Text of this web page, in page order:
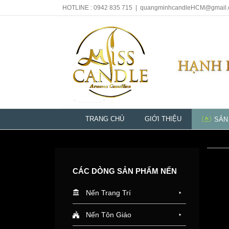
HOTLINE : 0942 835 715
TRANG CHỦ GIỚI THIỆU
CÁC DÒNG SẢN PHẨM NẾN
Nến Trang Trí
Nến Tôn Giáo